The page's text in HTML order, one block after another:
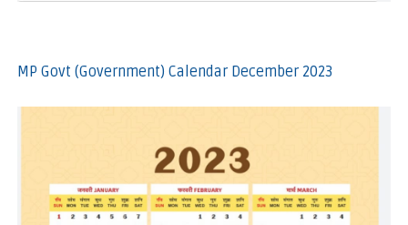
MP Govt (Government) Calendar December 2023